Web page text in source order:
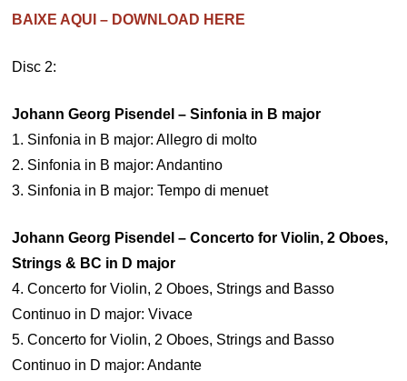
BAIXE AQUI – DOWNLOAD HERE
Disc 2:
Johann Georg Pisendel – Sinfonia in B major
1. Sinfonia in B major: Allegro di molto
2. Sinfonia in B major: Andantino
3. Sinfonia in B major: Tempo di menuet
Johann Georg Pisendel – Concerto for Violin, 2 Oboes,
Strings & BC in D major
4. Concerto for Violin, 2 Oboes, Strings and Basso
Continuo in D major: Vivace
5. Concerto for Violin, 2 Oboes, Strings and Basso
Continuo in D major: Andante